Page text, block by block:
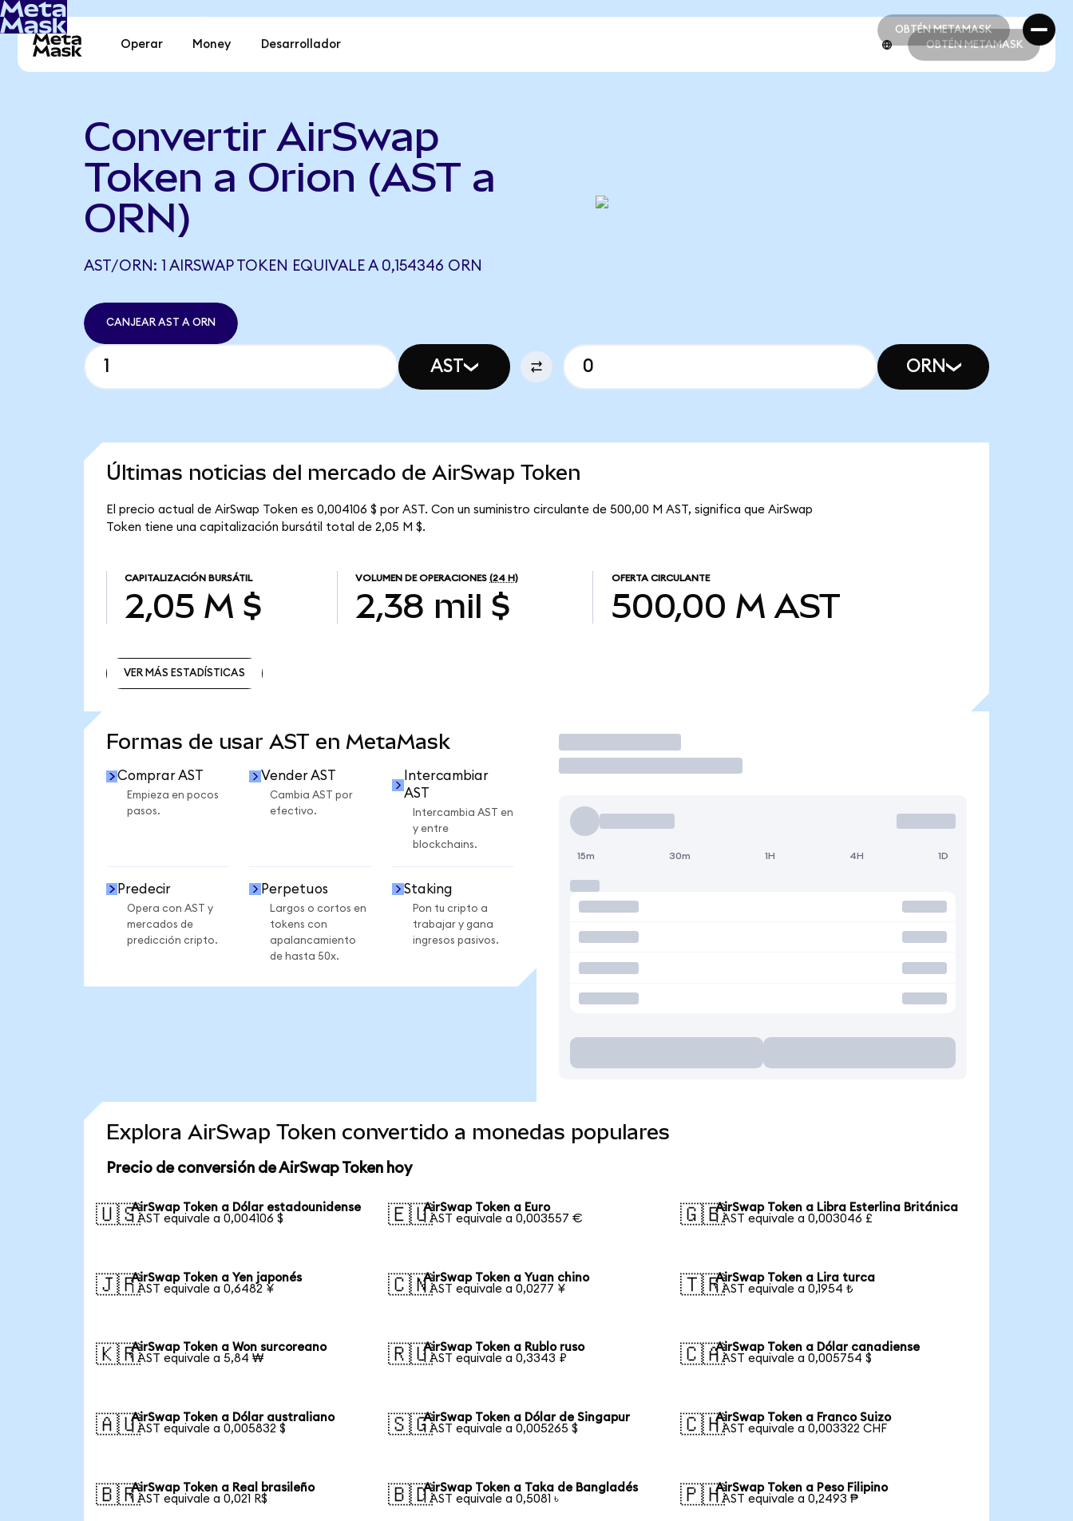
OBTÉN METAMASK
OBTÉN METAMASK
Operar Money Desarrollador OBTÉN METAMASK
Convertir AirSwap
Token a Orion (AST a
ORN)
AST/ORN: 1 AIRSWAP TOKEN EQUIVALE A 0,154346 ORN
CANJEAR AST A ORN
AST ORN
Últimas noticias del mercado de AirSwap Token
El precio actual de AirSwap Token es 0,004106 $ por AST. Con un suministro circulante de 500,00 M AST, significa que AirSwap
Token tiene una capitalización bursátil total de 2,05 M $.
CAPITALIZACIÓN BURSÁTIL
2,05 M $
VOLUMEN DE OPERACIONES (24 H)
2,38 mil $
OFERTA CIRCULANTE
500,00 M AST
VER MÁS ESTADÍSTICAS
Formas de usar AST en MetaMask
Comprar AST
Empieza en pocos
pasos.
Vender AST
Cambia AST por
efectivo.
Intercambiar
AST
Intercambia AST en
y entre
blockchains.
Predecir
Opera con AST y
mercados de
predicción cripto.
Perpetuos
Largos o cortos en
tokens con
apalancamiento
de hasta 50x.
Staking
Pon tu cripto a
trabajar y gana
ingresos pasivos.
Operar
15m 30m 1H 4H 1D
Explora AirSwap Token convertido a monedas populares
Precio de conversión de AirSwap Token hoy
🇺🇸AirSwap Token a Dólar estadounidense
1 AST equivale a 0,004106 $
🇪🇺AirSwap Token a Euro
1 AST equivale a 0,003557 €
🇬🇧AirSwap Token a Libra Esterlina Británica
1 AST equivale a 0,003046 £
🇯🇵AirSwap Token a Yen japonés
1 AST equivale a 0,6482 ¥
🇨🇳AirSwap Token a Yuan chino
1 AST equivale a 0,0277 ¥
🇹🇷AirSwap Token a Lira turca
1 AST equivale a 0,1954 ₺
🇰🇷AirSwap Token a Won surcoreano
1 AST equivale a 5,84 ₩
🇷🇺AirSwap Token a Rublo ruso
1 AST equivale a 0,3343 ₽
🇨🇦AirSwap Token a Dólar canadiense
1 AST equivale a 0,005754 $
🇦🇺AirSwap Token a Dólar australiano
1 AST equivale a 0,005832 $
🇸🇬AirSwap Token a Dólar de Singapur
1 AST equivale a 0,005265 $
🇨🇭AirSwap Token a Franco Suizo
1 AST equivale a 0,003322 CHF
🇧🇷AirSwap Token a Real brasileño
1 AST equivale a 0,021 R$
🇧🇩AirSwap Token a Taka de Bangladés
1 AST equivale a 0,5081 ৳
🇵🇭AirSwap Token a Peso Filipino
1 AST equivale a 0,2493 ₱